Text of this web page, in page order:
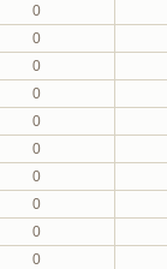
0
0
0
0
0
0
0
0
0
0